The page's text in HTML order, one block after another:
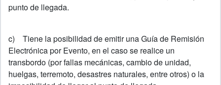
punto de llegada.
c) Tiene la posibilidad de emitir una Guía de Remisión
Electrónica por Evento, en el caso se realice un
transbordo (por fallas mecánicas, cambio de unidad,
huelgas, terremoto, desastres naturales, entre otros) o la